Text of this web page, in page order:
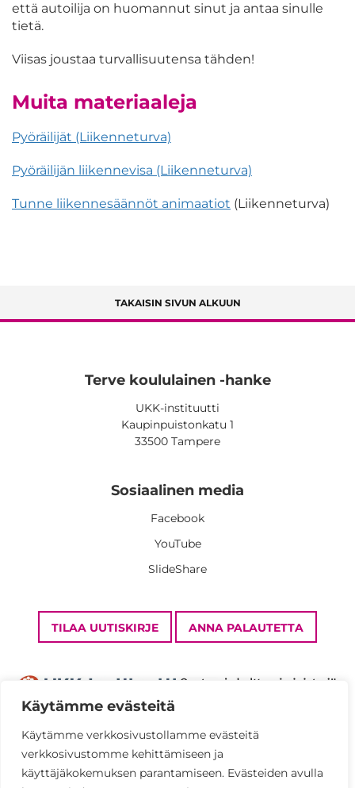
Käytämme evästeitä
Käytämme verkkosivustollamme evästeitä
verkkosivustomme kehittämiseen ja
käyttäjäkokemuksen parantamiseen. Evästeiden avulla
että autoilija on huomannut sinut ja antaa sinulle
tietä.
Viisas joustaa turvallisuutensa tähden!
Muita materiaaleja
Pyöräilijät (Liikenneturva)
Pyöräilijän liikennevisa (Liikenneturva)
Tunne liikennesäännöt animaatiot (Liikenneturva)
TAKAISIN SIVUN ALKUUN
Terve koululainen -hanke
UKK-instituutti
Kaupinpuistonkatu 1
33500 Tampere
Sosiaalinen media
Facebook
YouTube
SlideShare
TILAA UUTISKIRJE ANNA PALAUTETTA
Tietosuojaseloste
Saavutettavuusseloste